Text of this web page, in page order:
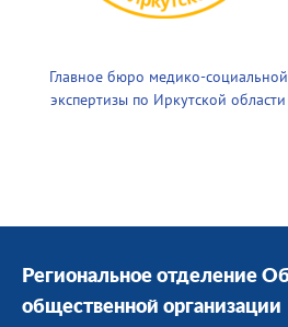
Главное бюро медико-социальной
экспертизы по Иркутской области
Региональное отделение
общественной организации